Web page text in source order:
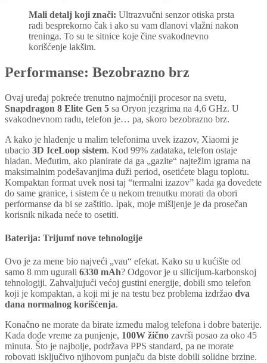
Mali detalj koji znači: Ultrazvučni senzor otiska prsta
radi besprekorno čak i ako su vam dlanovi vlažni nakon
treninga. To su te sitnice koje čine svakodnevno
korišćenje lakšim.
Performanse: Bezobrazno brz
Ovaj uređaj pokreće trenutno najmoćniji procesor na svetu,
Snapdragon 8 Elite Gen 5 sa Oryon jezgrima na 4,6 GHz. U
svakodnevnom radu, telefon je… pa, skoro bezobrazno brz.
A kako je hlađenje u malim telefonima uvek izazov, Xiaomi je
ubacio 3D IceLoop sistem. Kod 99% zadataka, telefon ostaje
hladan. Međutim, ako planirate da ga „gazite“ najtežim igrama na
maksimalnim podešavanjima duži period, osetićete blagu toplotu.
Kompaktan format uvek nosi taj “termalni izazov” kada ga dovedete
do same granice, i sistem će u nekom trenutku morati da obori
performanse da bi se zaštitio. Ipak, moje mišljenje je da prosečan
korisnik nikada neće to osetiti.
Baterija: Trijumf nove tehnologije
Ovo je za mene bio najveći „vau“ efekat. Kako su u kućište od
samo 8 mm ugurali 6330 mAh? Odgovor je u silicijum-karbonskoj
tehnologiji. Zahvaljujući većoj gustini energije, dobili smo telefon
koji je kompaktan, a koji mi je na testu bez problema izdržao dva
dana normalnog korišćenja.
Konačno ne morate da birate između malog telefona i dobre baterije.
Kada dođe vreme za punjenje, 100W žično završi posao za oko 45
minuta. Što je najbolje, podržava PPS standard, pa ne morate
robovati isključivo njihovom punjaču da biste dobili solidne brzine.